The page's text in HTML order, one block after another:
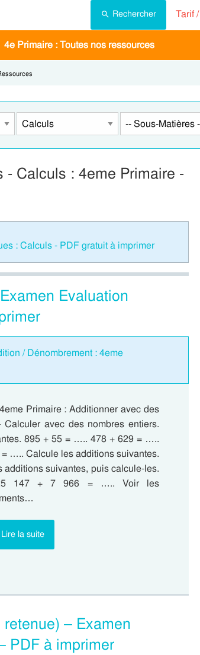
Rechercher Tarif /
4e Primaire : Toutes nos ressources
Calculs : 4eme Primaire -
: Calculs - PDF gratuit à imprimer
Evaluation
/ Dénombrement : 4eme
Primaire : Additionner avec des
avec des nombres entiers.
895 + 55 = ….. 478 + 629 = …..
….. Calcule les additions suivantes.
suivantes, puis calcule-les.
147 + 7 966 = ….. Voir les
Lire la suite
– Examen
PDF à imprimer